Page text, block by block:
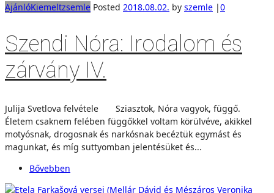
AjánlóKiemeltzsemle Posted 2018.08.02. by szemle |0
Szendi Nóra: Irodalom és
zárvány IV.
Julija Svetlova felvétele Sziasztok, Nóra vagyok, függő.
Életem csaknem felében függőkkel voltam körülvéve, akikkel
motyósnak, drogosnak és narkósnak becéztük egymást és
magunkat, és míg suttyomban jelentésüket és...
Bővebben